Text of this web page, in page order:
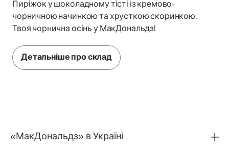
Пиріжок у шоколадному тісті із кремово-
чорничною начинкою та хрусткою скоринкою.
Твоя чорнична осінь у МакДональдз!
Детальніше про склад
«МакДональдз» в Україні